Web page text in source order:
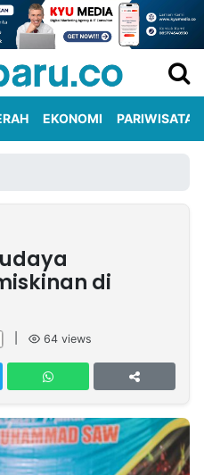
EKONOMI PARIWISATA
di
64 views